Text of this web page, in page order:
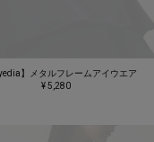
】メタルフレームアイウエア
¥ 5,280